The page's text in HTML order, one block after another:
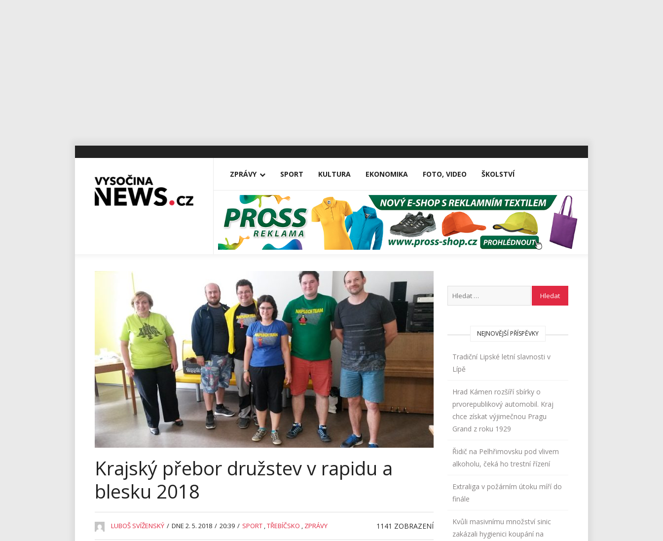
ZPRÁVY SPORT KULTURA EKONOMIKA FOTO, VIDEO ŠKOLSTVÍ
Krajský přebor družstev v rapidu a
blesku 2018
LUBOŠ SVÍŽENSKÝ / DNE 2. 5. 2018 / 20:39 / SPORT ,TŘEBÍČSKO , ZPRÁVY 1141 ZOBRAZENÍ
NEJNOVĚJŠÍ PŘÍSPĚVKY
Tradiční Lipské letní slavnosti v
Lípě
Hrad Kámen rozšíří sbírky o
prvorepublikový automobil. Kraj
chce získat výjimečnou Pragu
Grand z roku 1929
Řidič na Pelhřimovsku pod vlivem
alkoholu, čeká ho trestní řízení
Extraliga v požárním útoku míří do
finále
Kvůli masivnímu množství sinic
zakázali hygienici koupání na